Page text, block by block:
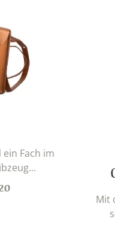
Fach im
Mit